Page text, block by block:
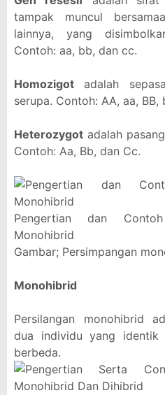
tampak muncul
lainnya, yang
Contoh: aa, bb, dan cc.
Homozigot adalah
serupa. Contoh: AA, aa, BB,
Heterozygot adalah
Contoh: Aa, Bb, dan Cc.
Pengertian dan
Monohibrid
Gambar; Persimpangan
Monohibrid
Persilangan monohibrid
dua individu yang
berbeda.